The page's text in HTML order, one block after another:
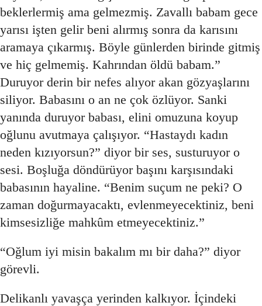
beklerlermiş ama gelmezmiş. Zavallı babam gece
yarısı işten gelir beni alırmış sonra da karısını
aramaya çıkarmış. Böyle günlerden birinde gitmiş
ve hiç gelmemiş. Kahrından öldü babam.”
Duruyor derin bir nefes alıyor akan gözyaşlarını
siliyor. Babasını o an ne çok özlüyor. Sanki
yanında duruyor babası, elini omuzuna koyup
oğlunu avutmaya çalışıyor. “Hastaydı kadın
neden kızıyorsun?” diyor bir ses, susturuyor o
sesi. Boşluğa döndürüyor başını karşısındaki
babasının hayaline. “Benim suçum ne peki? O
zaman doğurmayacaktı, evlenmeyecektiniz, beni
kimsesizliğe mahkûm etmeyecektiniz.”
“Oğlum iyi misin bakalım mı bir daha?” diyor
görevli.
Delikanlı yavaşça yerinden kalkıyor. İçindeki